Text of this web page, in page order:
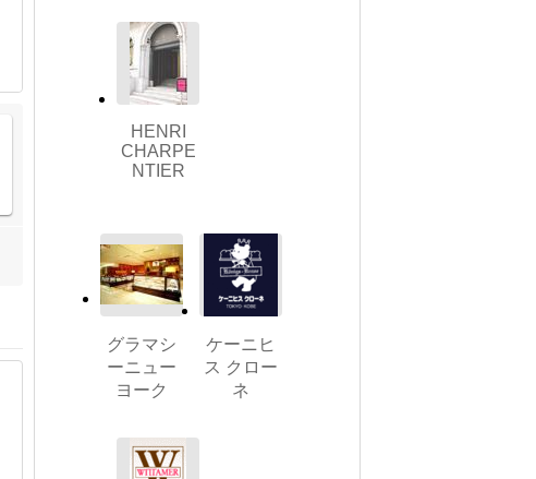
HENRI
CHARPE
NTIER
グラマシ
ーニュー
ヨーク
ケーニヒ
ス クロー
ネ